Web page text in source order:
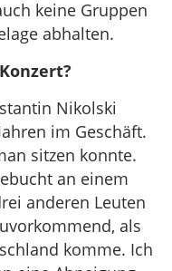
keine Gruppen
abhalten.
Nikolski
im Geschäft.
sitzen konnte.
an einem
anderen Leuten
als
komme. Ich